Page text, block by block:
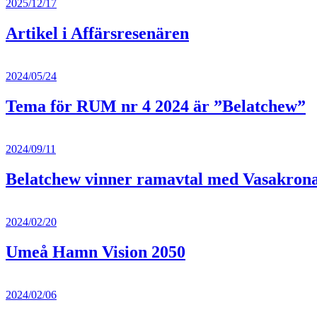
2025/12/17
Artikel i Affärsresenären
2024/05/24
Tema för RUM nr 4 2024 är ”Belatchew”
2024/09/11
Belatchew vinner ramavtal med
2024/02/20
Umeå Hamn Vision 2050
2024/02/06